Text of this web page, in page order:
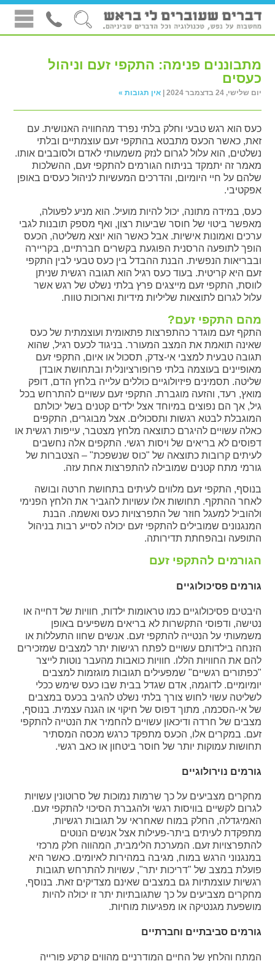
מתבוננים פנימה: התקפי זעם וניהול
כעסים
יום שלישי, 24 בדצמבר 2024 | אין תגובות »
כעס הוא רגש טבעי וחלק בלתי נפרד מהחוויה האנושית. עם
זאת, כאשר הכעס מתבטא בהתקפי זעם עוצמתיים ובלתי
נשלטים, הוא עלול לגרום לנזק משמעותי לאדם ולסובבים אותו.
מאמר זה יתמקד בניתוח הגורמים להתקפי זעם, ההשלכות
שלהם על חיי היומיום, והדרכים המעשיות לניהול כעסים באופן
אפקטיבי.
כעס, במידה מתונה, יכול להיות מועיל. הוא מניע לפעולה,
מאפשר ביטוי של חוסר שביעות רצון, ואף מספק תובנות לגבי
ערכים ואמונות אישיות. אבל כאשר הוא יוצא משליטה, הכעס
הופך לתופעה הרסנית הפוגעת בקשרים חברתיים, בקריירה
ובבריאות הנפשית. הבנת ההבדל בין כעס טבעי לבין התקפי
זעם היא קריטית. בעוד כעס רגיל הוא תגובה רגשית שניתן
לווסת, התקפי זעם מייצגים פרץ בלתי נשלט של רגש אשר
עלול לגרום לתוצאות שליליות מידיות וארוכות טווח.
מהם התקפי זעם?
התקף זעם מוגדר כהתפרצות פתאומית ועוצמתית של כעס
שאינה תואמת את המצב המעורר. בניגוד לכעס רגיל, שהוא
תגובה טבעית למצבי אי-צדק, תסכול או איום, התקפי זעם
מאופיינים בעוצמה בלתי פרופורציונלית ובתחושת אובדן
שליטה. תסמינים פיזיולוגיים כוללים עלייה בלחץ הדם, דופק
מואץ, רעד, והזעה מוגברת. התקפי זעם עשויים להתרחש בכל
גיל, אך הם נפוצים במיוחד אצל ילדים קטנים בשל יכולתם
המוגבלת לבטא רגשות ותסכולים. אצל מבוגרים, התקפים
כאלה עשויים להיגרם כתוצאה מלחץ מצטבר, עייפות רגשית או
דפוסים לא בריאים של ויסות רגשי. התקפים אלה נחשבים
לעיתים קרובות כתוצאה של "כוס שנשפכת" – הצטברות של
גורמי מתח קטנים שמובילה להתפרצות אחת עזה.
בנוסף, התקפי זעם מלווים לעיתים בתחושת חרטה ובושה
לאחר ההתקף. תחושות אלו עשויות להגביר את הלחץ הפנימי
ולהוביל למעגל חוזר של התפרצויות כעס ואשמה. הבנת
המנגנונים שמובילים להתקפי זעם יכולה לסייע רבות בניהול
התופעה ובהפחתת תדירותה.
הגורמים להתקפי זעם
גורמים פסיכולוגיים
היבטים פסיכולוגיים כמו טראומות ילדות, חוויות של דחייה או
נטישה, ודפוסי התקשרות לא בריאים משפיעים באופן
משמעותי על הנטייה להתקפי זעם. אנשים שחוו התעללות או
הזנחה בילדותם עשויים לפתח רגישות יתר למצבים שמזכירים
להם את החוויות הללו. חוויות כואבות מהעבר נוטות לייצר
"כפתורים רגשיים" שמפעילים תגובות מוגזמות למצבים
יומיומיים. לדוגמה, אדם שגדל בבית שבו כעס שימש ככלי
לשליטה עשוי לחוש צורך בלתי נשלט להגיב בכעס במצבים
של אי-הסכמה, מתוך דפוס של חיקוי או הגנה עצמית. בנוסף,
מצבים של חרדה ודיכאון עשויים להחמיר את הנטייה להתקפי
זעם. במקרים אלו, הכעס מתפקד כרגש מכסה המסתיר
תחושות עמוקות יותר של חוסר ביטחון או כאב רגשי.
גורמים נוירולוגיים
מחקרים מצביעים על כך שרמות נמוכות של סרוטונין עשויות
לגרום לקשיים בוויסות רגשי ולהגברת הסיכוי להתקפי זעם.
האמיגדלה, החלק במוח שאחראי על תגובות רגשיות,
מתפקדת לעיתים ביתר-פעילות אצל אנשים הנוטים
להתפרצויות זעם. המערכת הלימבית, המהווה חלק מרכזי
במנגנוני הרגש במוח, מגיבה במהירות לאיומים. כאשר היא
פועלת במצב של "דריכות יתר", עשויות להתרחש תגובות
רגשיות עוצמתיות גם במצבים שאינם מצדיקים זאת. בנוסף,
מחקרים מצביעים על כך שתגובתיות יתר זו יכולה להיות
מושפעת מגנטיקה או מפגיעות מוחיות.
גורמים סביבתיים וחברתיים
המתח והלחץ של החיים המודרניים מהווים קרקע פורייה